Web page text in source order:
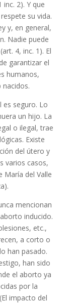
2). Y que
su vida.
y, en general,
Nadie puede
4, inc. 1). El
garantizar el
humanos,
nacidos.
es seguro. Lo
un hijo. La
o ilegal, trae
Existe
del útero y
varios casos,
María del Valle
mencionan
inducido.
etc.,
a corto o
han pasado.
han sido
el aborto ya
por la
impacto del